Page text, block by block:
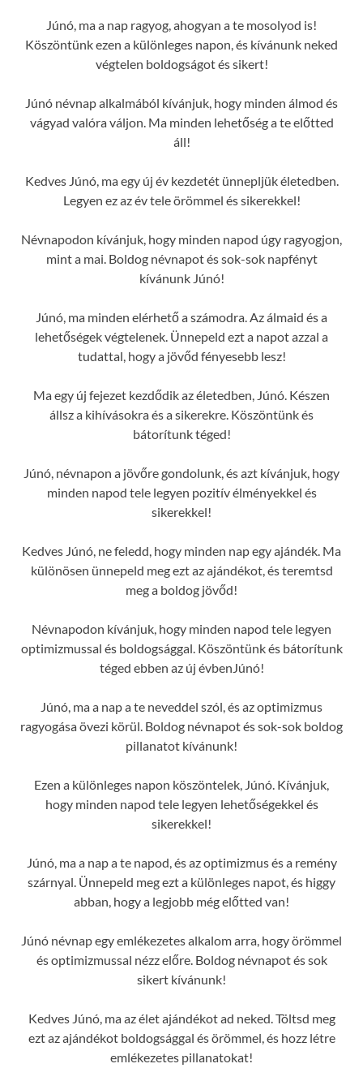
Júnó, ma a nap ragyog, ahogyan a te mosolyod is!
Köszöntünk ezen a különleges napon, és kívánunk neked
végtelen boldogságot és sikert!
Júnó névnap alkalmából kívánjuk, hogy minden álmod és
vágyad valóra váljon. Ma minden lehetőség a te előtted
áll!
Kedves Júnó, ma egy új év kezdetét ünnepljük életedben.
Legyen ez az év tele örömmel és sikerekkel!
Névnapodon kívánjuk, hogy minden napod úgy ragyogjon,
mint a mai. Boldog névnapot és sok-sok napfényt
kívánunk Júnó!
Júnó, ma minden elérhető a számodra. Az álmaid és a
lehetőségek végtelenek. Ünnepeld ezt a napot azzal a
tudattal, hogy a jövőd fényesebb lesz!
Ma egy új fejezet kezdődik az életedben, Júnó. Készen
állsz a kihívásokra és a sikerekre. Köszöntünk és
bátorítunk téged!
Júnó, névnapon a jövőre gondolunk, és azt kívánjuk, hogy
minden napod tele legyen pozitív élményekkel és
sikerekkel!
Kedves Júnó, ne feledd, hogy minden nap egy ajándék. Ma
különösen ünnepeld meg ezt az ajándékot, és teremtsd
meg a boldog jövőd!
Névnapodon kívánjuk, hogy minden napod tele legyen
optimizmussal és boldogsággal. Köszöntünk és bátorítunk
téged ebben az új évbenJúnó!
Júnó, ma a nap a te neveddel szól, és az optimizmus
ragyogása övezi körül. Boldog névnapot és sok-sok boldog
pillanatot kívánunk!
Ezen a különleges napon köszöntelek, Júnó. Kívánjuk,
hogy minden napod tele legyen lehetőségekkel és
sikerekkel!
Júnó, ma a nap a te napod, és az optimizmus és a remény
szárnyal. Ünnepeld meg ezt a különleges napot, és higgy
abban, hogy a legjobb még előtted van!
Júnó névnap egy emlékezetes alkalom arra, hogy örömmel
és optimizmussal nézz előre. Boldog névnapot és sok
sikert kívánunk!
Kedves Júnó, ma az élet ajándékot ad neked. Töltsd meg
ezt az ajándékot boldogsággal és örömmel, és hozz létre
emlékezetes pillanatokat!